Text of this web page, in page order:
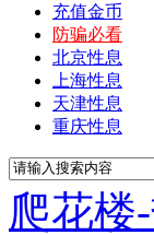
充值金币
防骗必看
北京性息
上海性息
天津性息
重庆性息
爬花楼